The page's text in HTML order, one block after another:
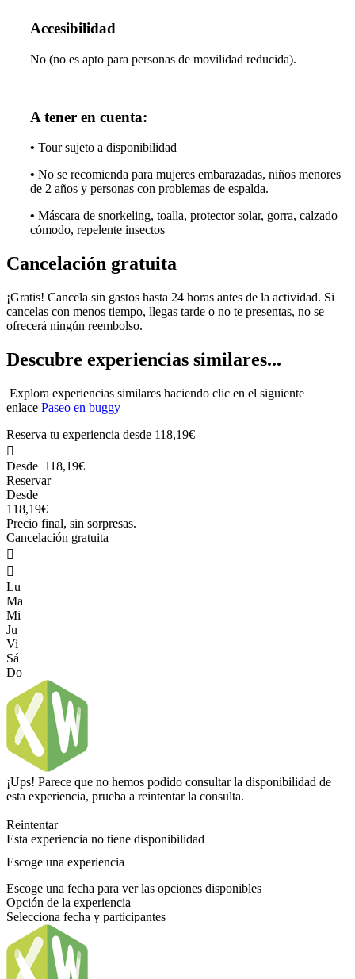
Accesibilidad
No (no es apto para personas de movilidad reducida).
A tener en cuenta:
• Tour sujeto a disponibilidad
• No se recomienda para mujeres embarazadas, niños menores
de 2 años y personas con problemas de espalda.
• Máscara de snorkeling, toalla, protector solar, gorra, calzado
cómodo, repelente insectos
Cancelación gratuita
¡Gratis! Cancela sin gastos hasta 24 horas antes de la actividad. Si
cancelas con menos tiempo, llegas tarde o no te presentas, no se
ofrecerá ningún reembolso.
Descubre experiencias similares...
Explora experiencias similares haciendo clic en el siguiente
enlace Paseo en buggy
Reserva tu experiencia desde 118,19€

Desde 118,19€
Reservar
Desde
118,19€
Precio final, sin sorpresas.
Cancelación gratuita


Lu
Ma
Mi
Ju
Vi
Sá
Do
¡Ups! Parece que no hemos podido consultar la disponibilidad de
esta experiencia, prueba a reintentar la consulta.
Reintentar
Esta experiencia no tiene disponibilidad
Escoge una experiencia
Escoge una fecha para ver las opciones disponibles
Opción de la experiencia
Selecciona fecha y participantes